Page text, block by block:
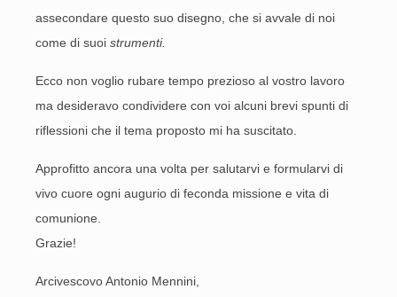
assecondare questo suo disegno, che si avvale di noi
come di suoi strumenti.
Ecco non voglio rubare tempo prezioso al vostro lavoro
ma desideravo condividere con voi alcuni brevi spunti di
riflessioni che il tema proposto mi ha suscitato.
Approfitto ancora una volta per salutarvi e formularvi di
vivo cuore ogni augurio di feconda missione e vita di
comunione.
Grazie!
Arcivescovo Antonio Mennini,